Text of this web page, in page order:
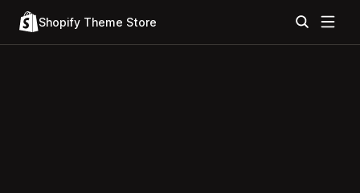
Shopify Theme Store